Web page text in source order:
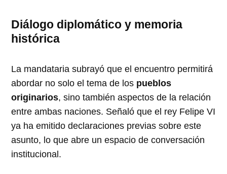
Diálogo diplomático y memoria
histórica
La mandataria subrayó que el encuentro permitirá
abordar no solo el tema de los pueblos
originarios, sino también aspectos de la relación
entre ambas naciones. Señaló que el rey Felipe VI
ya ha emitido declaraciones previas sobre este
asunto, lo que abre un espacio de conversación
institucional.